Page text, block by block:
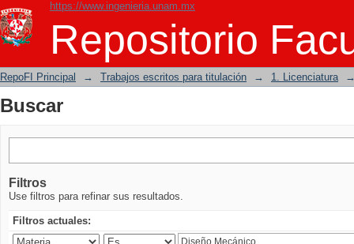
https://www.ingenieria.unam.mx
Repositorio
Buscar
RepoFI Principal → Trabajos escritos para titulación → 1. Licenciatura
Buscar
Filtros
Use filtros para refinar sus resultados.
Filtros actuales: